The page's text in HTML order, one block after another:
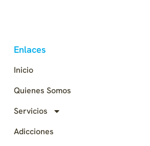
Enlaces
Inicio
Quienes Somos
Servicios
Adicciones